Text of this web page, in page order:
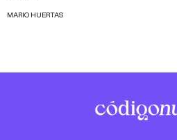
MARIO HUERTAS